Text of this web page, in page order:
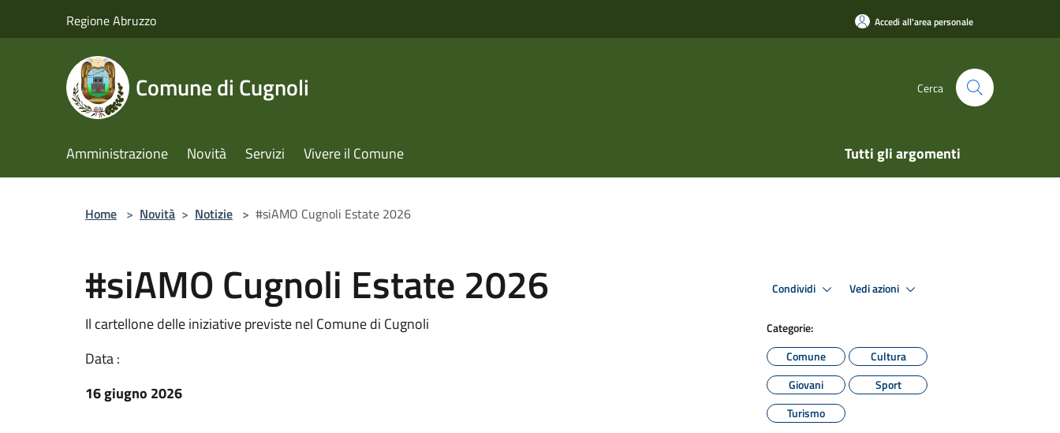
Regione Abruzzo Accedi all'area personale
Comune di Cugnoli Cerca
Amministrazione Novità Servizi Vivere il Comune Tutti gli argomenti
Home > Novità > Notizie > #siAMO Cugnoli Estate 2026
#siAMO Cugnoli Estate 2026
Il cartellone delle iniziative previste nel Comune di Cugnoli
Data :
16 giugno 2026
Condividi Vedi azioni
Categorie:
Comune
Cultura
Giovani
Sport
Turismo